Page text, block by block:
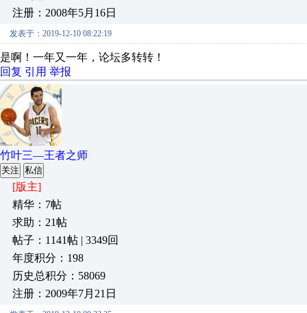
注册：2008年5月16日
发表于：2019-12-10 08:22:19
是啊！一年又一年，论坛多转转！
回复 引用 举报
竹叶三—王者之师
关注 私信
[版主]
精华：7帖
求助：21帖
帖子：1141帖 | 3349回
年度积分：198
历史总积分：58069
注册：2009年7月21日